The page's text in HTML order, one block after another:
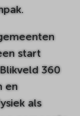
start
360
en
als